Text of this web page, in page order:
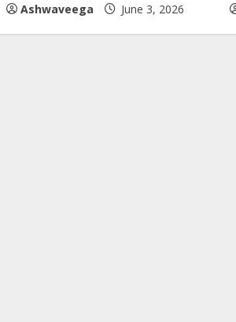
Ashwaveega June 3, 2026